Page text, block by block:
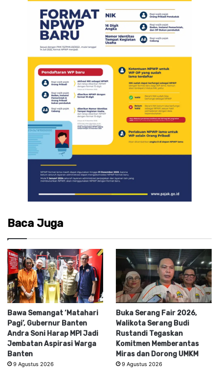
Baca Juga
Bawa Semangat ‘Matahari
Pagi’, Gubernur Banten
Andra Soni Harap MPI Jadi
Jembatan Aspirasi Warga
Banten
9 Agustus 2026
Buka Serang Fair 2026,
Walikota Serang Budi
Rustandi Tegaskan
Komitmen Memberantas
Miras dan Dorong UMKM
9 Agustus 2026